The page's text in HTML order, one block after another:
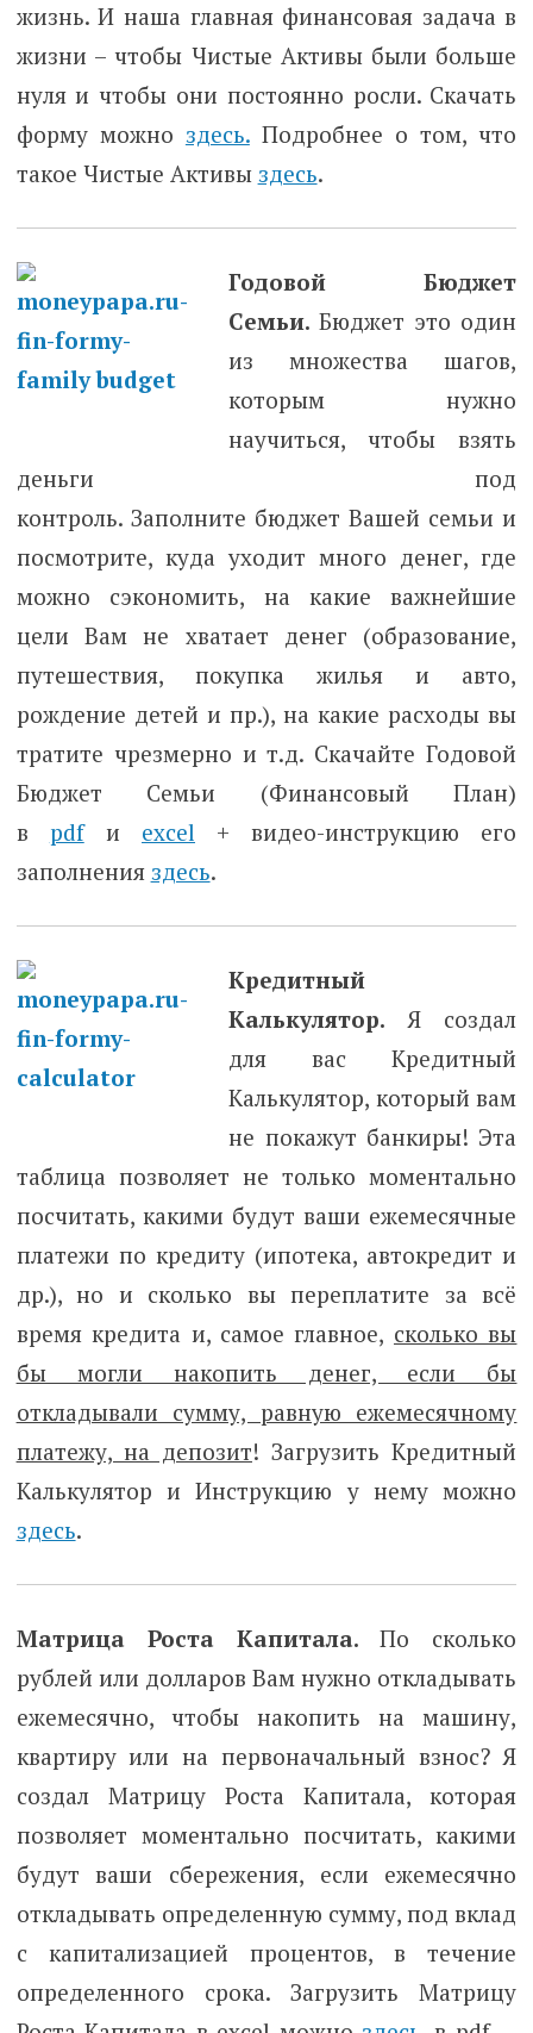
жизнь. И наша главная финансовая задача в
жизни – чтобы Чистые Активы были больше
нуля и чтобы они постоянно росли. Скачать
форму можно здесь.Подробнее о том, что
такое Чистые Активы здесь.
Годовой Бюджет
Семьи.Бюджет это один
из множества шагов,
которым нужно
научиться, чтобы взять
деньги под
контроль. Заполните бюджет Вашей семьи и
посмотрите, куда уходит много денег, где
можно сэкономить, на какие важнейшие
цели Вам не хватает денег (образование,
путешествия, покупка жилья и авто,
рождение детей и пр.), на какие расходы вы
тратите чрезмерно и т.д. Скачайте Годовой
Бюджет Семьи (Финансовый План)
в pdfи excel + видео-инструкцию его
заполнения здесь.
Кредитный
Калькулятор.Я создал
для вас Кредитный
Калькулятор, который вам
не покажут банкиры! Эта
таблица позволяет не только моментально
посчитать, какими будут ваши ежемесячные
платежи по кредиту (ипотека, автокредит и
др.), но и сколько вы переплатите за всё
время кредита и, самое главное, сколько вы
бы могли накопить денег, если бы
откладывали сумму, равную ежемесячному
платежу, на депозит! Загрузить Кредитный
Калькулятор и Инструкцию у нему можно
здесь.
Матрица Роста Капитала.По сколько
рублей или долларов Вам нужно откладывать
ежемесячно, чтобы накопить на машину,
квартиру или на первоначальный взнос? Я
создал Матрицу Роста Капитала, которая
позволяет моментально посчитать, какими
будут ваши сбережения, если ежемесячно
откладывать определенную сумму, под вклад
с капитализацией процентов, в течение
определенного срока. Загрузить Матрицу